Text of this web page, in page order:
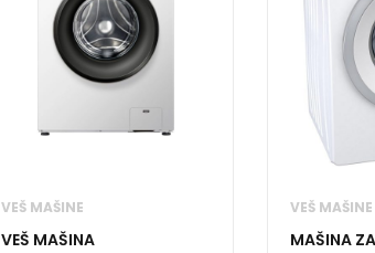
VEŠ MAŠINE
VEŠ MAŠINA
VEŠ MAŠINE
MAŠINA